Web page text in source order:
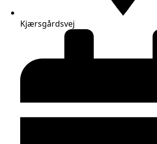
Kjærsgårdsvej